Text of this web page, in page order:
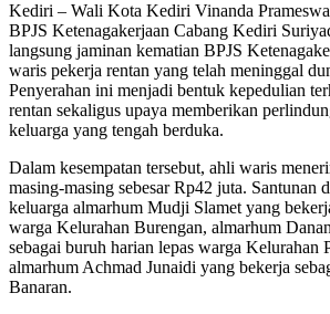
Kediri – Wali Kota Kediri Vinanda
BPJS Ketenagakerjaan Cabang Kediri
langsung jaminan kematian BPJS
waris pekerja rentan yang telah meninggal
Penyerahan ini menjadi bentuk kepedulian
rentan sekaligus upaya memberikan
keluarga yang tengah berduka.
Dalam kesempatan tersebut, ahli waris
masing-masing sebesar Rp42 juta. Santunan
keluarga almarhum Mudji Slamet yang
warga Kelurahan Burengan, almarhum
sebagai buruh harian lepas warga Kelurahan
almarhum Achmad Junaidi yang bekerja
Banaran.